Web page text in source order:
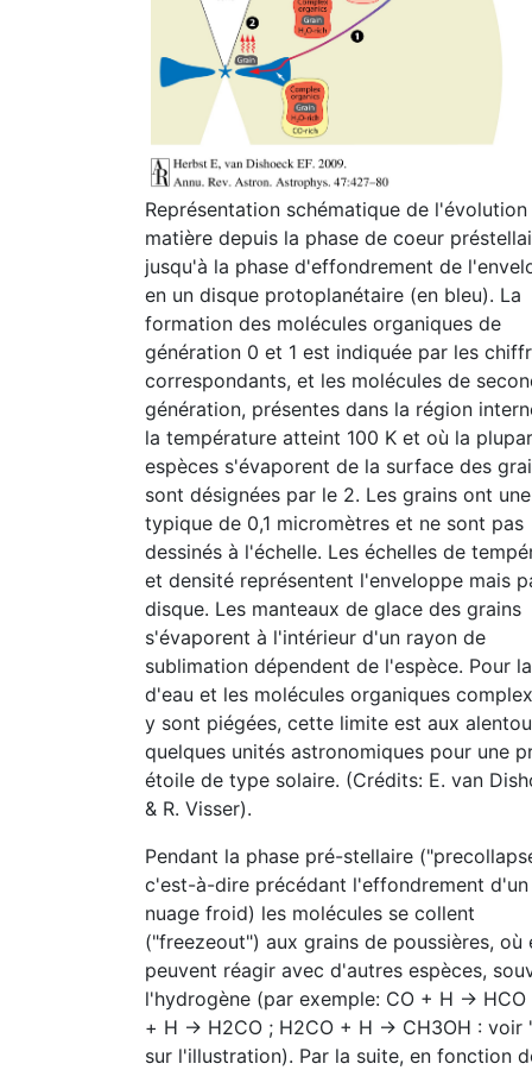
Représentation schématique de
matière depuis la phase de coeur
jusqu'à la phase d'effondrement de
en un disque protoplanétaire (en bleu). La
formation des molécules organiques de
génération 0 et 1 est indiquée par les
correspondants, et les molécules de
génération, présentes dans la région
la température atteint 100 K et où la
espèces s'évaporent de la surface des
sont désignées par le 2. Les grains ont
typique de 0,1 micromètres et ne sont pas
dessinés à l'échelle. Les échelles de
et densité représentent l'enveloppe mais
disque. Les manteaux de glace des grains
s'évaporent à l'intérieur d'un rayon de
sublimation dépendent de l'espèce. Pour
d'eau et les molécules organiques
y sont piégées, cette limite est aux
quelques unités astronomiques pour une
étoile de type solaire. (Crédits: E. van
& R. Visser).
Pendant la phase pré-stellaire
c'est-à-dire précédant l'effondrement d'un
nuage froid) les molécules se collent
("freezeout") aux grains de poussières, où
peuvent réagir avec d'autres espèces,
l'hydrogène (par exemple: CO + H -> HCO
+ H -> H2CO ; H2CO + H -> CH3OH : voir
sur l'illustration). Par la suite, en fonction